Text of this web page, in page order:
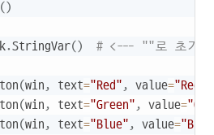
)
.StringVar() # <--- ""로 초기화
(win , text="Red" , value="Red"
(win , text="Green" , value=
(win , text="Blue" , value=